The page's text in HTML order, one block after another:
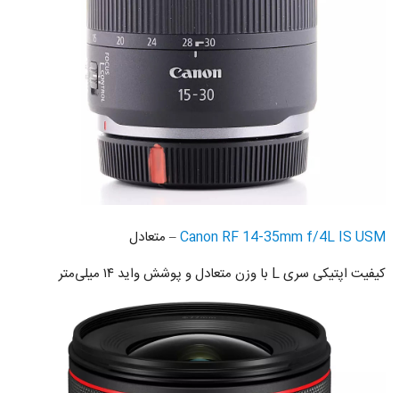
Canon RF 14-35mm f/4L IS USM– متعادل
کیفیت اپتیکی سری L با وزن متعادل و پوشش واید ۱۴ میلی‌متر